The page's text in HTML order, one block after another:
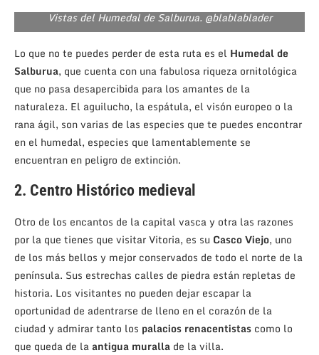
Vistas del Humedal de Salburua. @blablablader
Lo que no te puedes perder de esta ruta es el Humedal de
Salburua, que cuenta con una fabulosa riqueza ornitológica
que no pasa desapercibida para los amantes de la
naturaleza. El aguilucho, la espátula, el visón europeo o la
rana ágil, son varias de las especies que te puedes encontrar
en el humedal, especies que lamentablemente se
encuentran en peligro de extinción.
2. Centro Histórico medieval
Otro de los encantos de la capital vasca y otra las razones
por la que tienes que visitar Vitoria, es su Casco Viejo, uno
de los más bellos y mejor conservados de todo el norte de la
península. Sus estrechas calles de piedra están repletas de
historia. Los visitantes no pueden dejar escapar la
oportunidad de adentrarse de lleno en el corazón de la
ciudad y admirar tanto los palacios renacentistas como lo
que queda de laantigua muralla de la villa.